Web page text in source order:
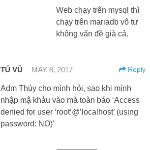
Web chạy trên mysql thì
chạy trên mariadb vô tư
không vấn đề già cả.
TÚ VŨ MAY 8, 2017 Reply
Adm Thủy cho mình hỏi, sao khi mình
nhập mậ khảu vào mà toàn báo ‘Access
denied for user ‘root’@’localhost’ (using
password: NO)’